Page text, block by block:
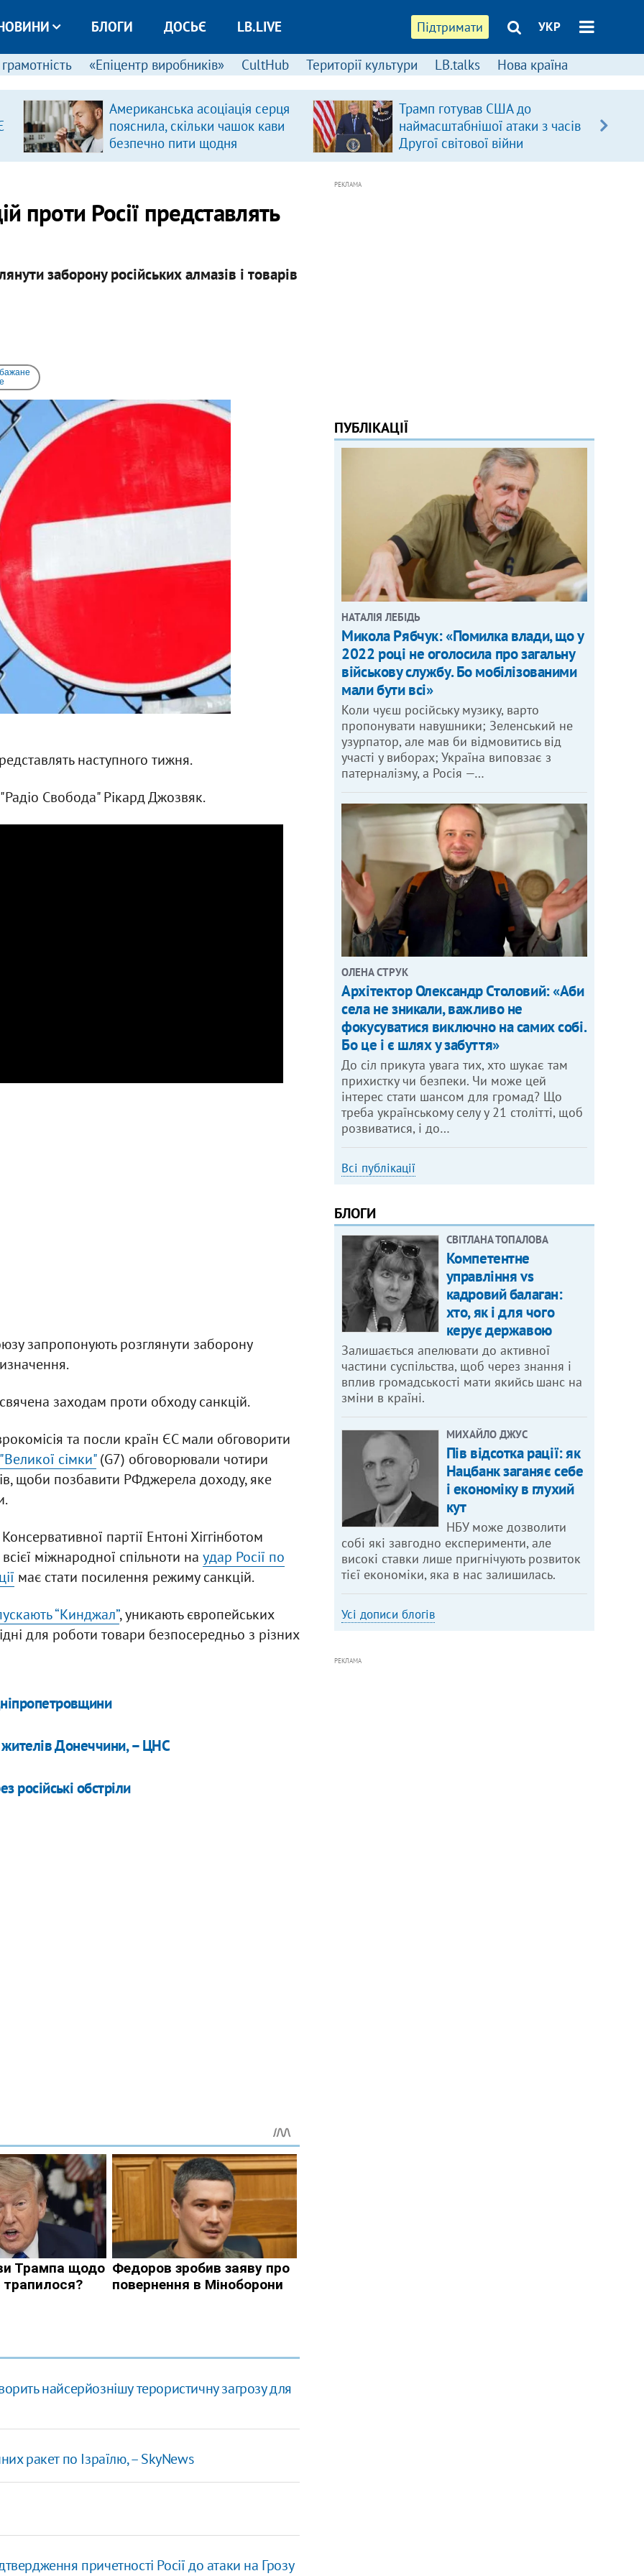
Підтримати УКР
БЛОГИ ДОСЬЄ LB.LIVE
«Епіцентр виробників» CultHub Території культури LB.talks Нова країна
Американська асоціація серця
пояснила, скільки чашок кави
безпечно пити щодня
Трамп готував США до
наймасштабнішої атаки з часів
Другої світової війни
проти Росії представлять
заборону російських алмазів і товарів
наступного тижня.
Свобода" Рікард Джозвяк.
запропонують розглянути заборону
заходам проти обходу санкцій.
та посли країн ЄС мали обговорити
сімки"(G7) обговорювали чотири
щоби позбавити РФджерела доходу, яке
партії Ентоні Хіггінботом
міжнародної спільноти на удар Росії по
має стати посилення режиму санкцій.
“Кинджал”, уникають європейських
для роботи товари безпосередньо з різних
жителів Донеччини, – ЦНС
російські обстріли
найсерйознішу терористичну загрозу для
ракет по Ізраїлю, – SkyNews
причетності Росії до атаки на Грозу
РЕКЛАМА
ПУБЛІКАЦІЇ
НАТАЛІЯ ЛЕБІДЬ
Микола Рябчук: «Помилка влади, що у
2022 році не оголосила про загальну
військову службу. Бо мобілізованими
мали бути всі»
Коли чуєш російську музику, варто
пропонувати навушники; Зеленський не
узурпатор, але мав би відмовитись від
участі у виборах; Україна виповзає з
патерналізму, а Росія —…
ОЛЕНА СТРУК
Архітектор Олександр Столовий: «Аби
села не зникали, важливо не
фокусуватися виключно на самих собі.
Бо це і є шлях у забуття»
До сіл прикута увага тих, хто шукає там
прихистку чи безпеки. Чи може цей
інтерес стати шансом для громад? Що
треба українському селу у 21 столітті, щоб
розвиватися, і до…
Всі публікації
БЛОГИ
СВІТЛАНА ТОПАЛОВА
Компетентне
управління vs
кадровий балаган:
хто, як і для чого
керує державою
Залишається апелювати до активної
частини суспільства, щоб через знання і
вплив громадськості мати якийсь шанс на
зміни в країні.
МИХАЙЛО ДЖУС
Пів відсотка рації: як
Нацбанк заганяє себе
і економіку в глухий
кут
НБУ може дозволити
собі які завгодно експерименти, але
високі ставки лише пригнічують розвиток
тієї економіки, яка в нас залишилась.
Усі дописи блогів
РЕКЛАМА